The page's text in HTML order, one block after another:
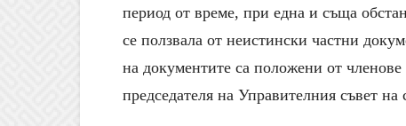
период от време, при една и съща
се ползвала от неистински частни
на документите са положени от
председателя на Управителния съвет